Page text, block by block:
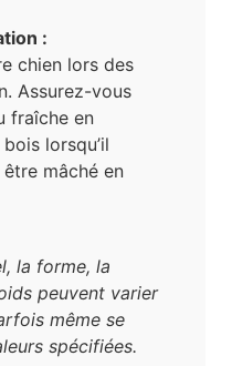
:
chien lors des
Assurez-vous
fraîche en
lorsqu’il
mâché en
la forme, la
peuvent varier
même se
spécifiées.